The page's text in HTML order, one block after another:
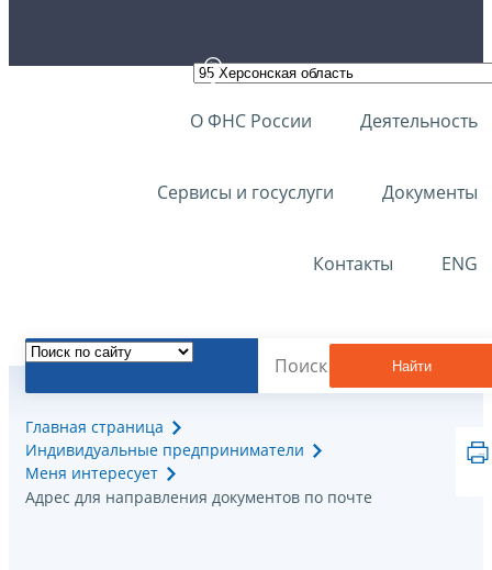
О ФНС России Деятельность
Сервисы и госуслуги Документы
Контакты ENG
Найти
Главная страница
Индивидуальные предприниматели
Меня интересует
Адрес для направления документов по почте